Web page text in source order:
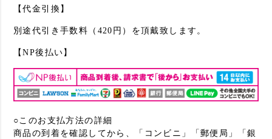
【代金引換】
別途代引き手数料（420円）を頂戴致します。
【NP後払い】
○このお支払方法の詳細
商品の到着を確認してから、「コンビニ」「郵便局」「銀